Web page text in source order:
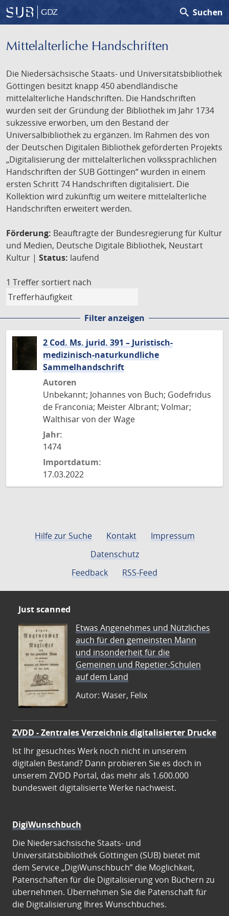
GDZ search Suchen
Mittelalterliche Handschriften
Die Niedersächsische Staats- und Universitätsbibliothek
Göttingen besitzt knapp 450 abendländische
mittelalterliche Handschriften. Die Handschriften
wurden seit der Gründung der Bibliothek im Jahr 1734
sukzessive erworben, um den Bestand der
Universalbibliothek zu ergänzen. Im Rahmen des von
der Deutschen Digitalen Bibliothek geförderten Projekts
„Digitalisierung der mittelalterlichen volkssprachlichen
Handschriften der SUB Göttingen“ wurden in einem
ersten Schritt 74 Handschriften digitalisiert. Die
Kollektion wird zukünftig um weitere mittelalterliche
Handschriften erweitert werden.
Förderung: Beauftragte der Bundesregierung für Kultur
und Medien, Deutsche Digitale Bibliothek, Neustart
Kultur | Status: laufend
1 Treffer sortiert nach
Filter anzeigen
2 Cod. Ms. jurid. 391 – Juristisch-
medizinisch-naturkundliche
Sammelhandschrift
Autoren
Unbekannt; Johannes von Buch; Godefridus
de Franconia; Meister Albrant; Volmar;
Walthisar von der Wage
Jahr:
1474
Importdatum:
17.03.2022
Hilfe zur Suche Kontakt
Impressum
Datenschutz
Feedback
RSS-Feed
Just scanned
Etwas Angenehmes und Nützliches
auch für den gemeinsten Mann
und insonderheit für die
Gemeinen und Repetier-Schulen
auf dem Land
Autor: Waser, Felix
ZVDD - Zentrales Verzeichnis digitalisierter Drucke
Ist Ihr gesuchtes Werk noch nicht in unserem
digitalen Bestand? Dann probieren Sie es doch in
unserem ZVDD Portal, das mehr als 1.600.000
bundesweit digitalisierte Werke nachweist.
DigiWunschbuch
Die Niedersächsische Staats- und
Universitätsbibliothek Göttingen (SUB) bietet mit
dem Service „DigiWunschbuch” die Möglichkeit,
Patenschaften für die Digitalisierung von Büchern zu
übernehmen. Übernehmen Sie die Patenschaft für
die Digitalisierung Ihres Wunschbuches.